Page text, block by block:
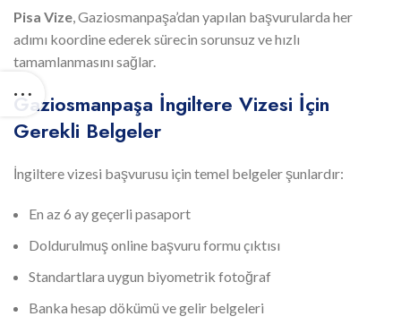
Pisa Vize, Gaziosmanpaşa’dan yapılan başvurularda her
adımı koordine ederek sürecin sorunsuz ve hızlı
tamamlanmasını sağlar.
Gaziosmanpaşa İngiltere Vizesi İçin
Gerekli Belgeler
İngiltere vizesi başvurusu için temel belgeler şunlardır:
En az 6 ay geçerli pasaport
Doldurulmuş online başvuru formu çıktısı
Standartlara uygun biyometrik fotoğraf
Banka hesap dökümü ve gelir belgeleri